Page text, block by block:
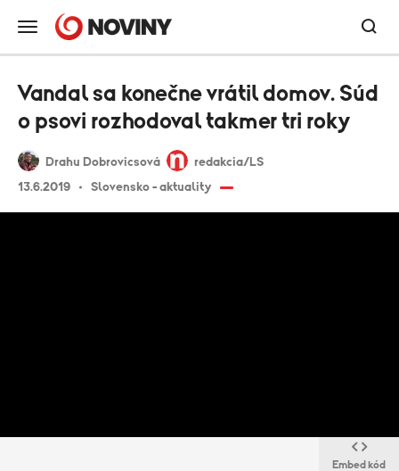
Drahu Dobrovicsová
redakcia/LS
13.6.2019
Slovensko - aktuality
Vandal sa konečne vrátil domov. Súd
o psovi rozhodoval takmer tri roky
Embed kód